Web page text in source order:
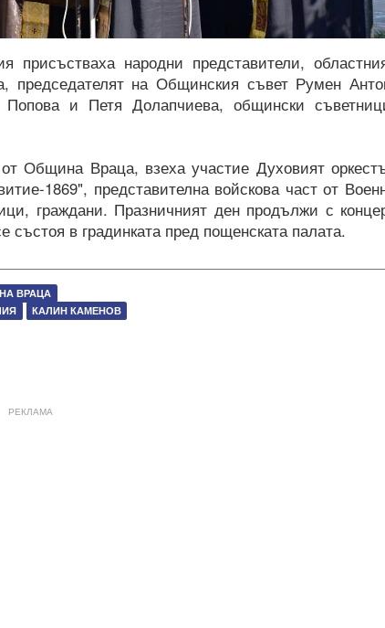
присъстваха народни представители,
председателят на Общинския съвет Румен
Попова и Петя Долапчиева, общински
от Община Враца, взеха участие Духовият
1869", представителна войскова част от
граждани. Празничният ден продължи с
състоя в градинката пред пощенската палата.
ВРАЦА
КАЛИН КАМЕНОВ
РЕКЛАМА